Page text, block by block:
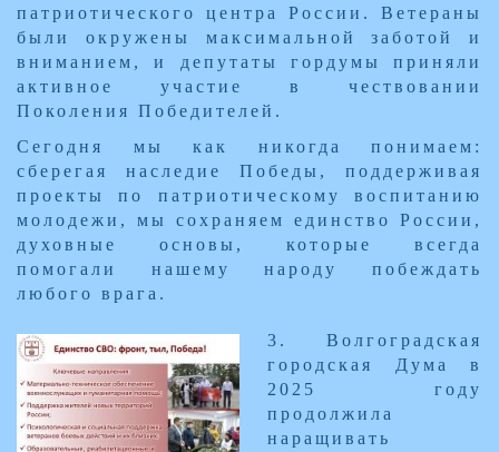
патриотического центра России. Ветераны
были окружены максимальной заботой и
вниманием, и депутаты гордумы приняли
активное участие в чествовании
Поколения Победителей.
Сегодня мы как никогда понимаем:
сберегая наследие Победы, поддерживая
проекты по патриотическому воспитанию
молодежи, мы сохраняем единство России,
духовные основы, которые всегда
помогали нашему народу побеждать
любого врага.
​3. Волгоградская
городская Дума в
2025 году
продолжила
наращивать